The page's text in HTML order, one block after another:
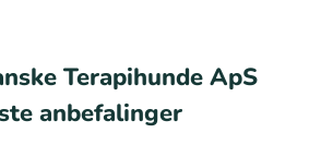
Terapihunde ApS
anbefalinger